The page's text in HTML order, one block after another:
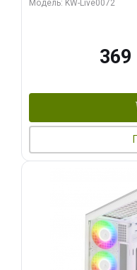
Модель: KW-Live0072
369